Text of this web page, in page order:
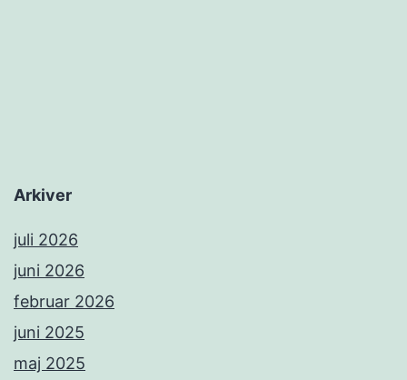
Arkiver
juli 2026
juni 2026
februar 2026
juni 2025
maj 2025